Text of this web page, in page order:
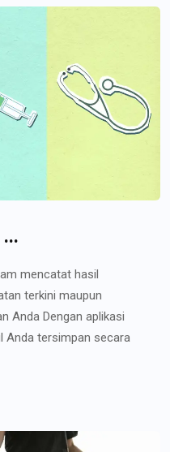
mencatat hasil
terkini maupun
Anda Dengan aplikasi
Anda tersimpan secara